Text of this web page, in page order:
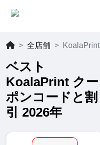
全店舗 KoalaPrint
ベスト
KoalaPrint クー
ポンコードと割
引 2026年